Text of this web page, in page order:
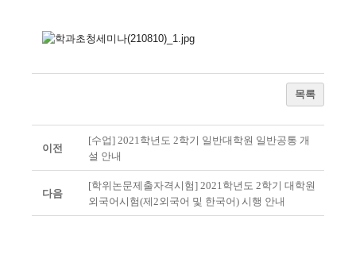
목록
이전
[수업] 2021학년도 2학기 일반대학원 일반공통 개
설 안내
다음
[학위논문제출자격시험] 2021학년도 2학기 대학원
외국어시험(제2외국어 및 한국어) 시행 안내